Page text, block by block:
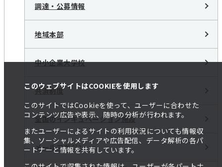
このウェブサイトはCOOKIEを使用します
このサイトではCookieを使って、ユーザーに合わせた
コンテンツ広告や表示、随時の分析が行われます。
またユーザーによるサイトの利用状況についても情報収
集、ソーシャルメディアや広告配信、データ解析の各パ
ートナーと情報を共有しています。
調達・公募情報
地域本部
中小企業大学校
共済制度
全国のインキュベーション施設
メールマガジン